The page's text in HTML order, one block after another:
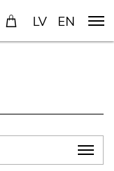
LV EN